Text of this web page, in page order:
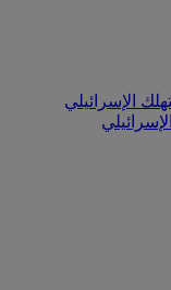
الإسرائيلي